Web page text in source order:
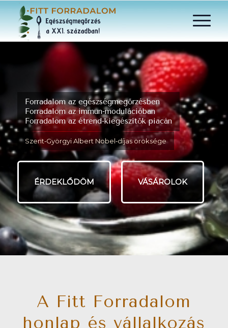
Forradalom az egészségmegőrzésben
Forradalom az immun‑modulációban
Forradalom az étrend‑kiegészítők piacán
Szent‑Györgyi Albert Nobel‑díjas öröksége
ÉRDEKLŐDÖM VÁSÁROLOK
A Fitt Forradalom
honlap és vállalkozás